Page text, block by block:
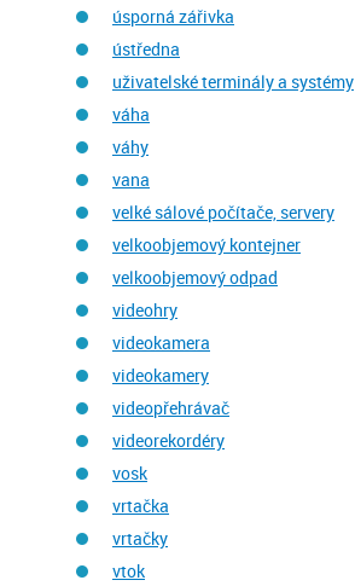
úsporná zářivka
ústředna
uživatelské terminály a systémy
váha
váhy
vana
velké sálové počítače, servery
velkoobjemový kontejner
velkoobjemový odpad
videohry
videokamera
videokamery
videopřehrávač
videorekordéry
vosk
vrtačka
vrtačky
vtok